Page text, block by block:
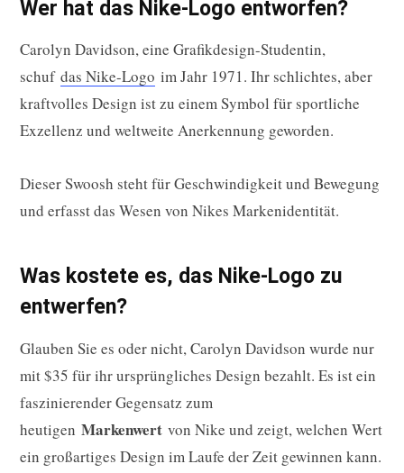
Wer hat das Nike-Logo entworfen?
Carolyn Davidson, eine Grafikdesign-Studentin,
schuf das Nike-Logo im Jahr 1971. Ihr schlichtes, aber
kraftvolles Design ist zu einem Symbol für sportliche
Exzellenz und weltweite Anerkennung geworden.
Dieser Swoosh steht für Geschwindigkeit und Bewegung
und erfasst das Wesen von Nikes Markenidentität.
Was kostete es, das Nike-Logo zu
entwerfen?
Glauben Sie es oder nicht, Carolyn Davidson wurde nur
mit $35 für ihr ursprüngliches Design bezahlt. Es ist ein
faszinierender Gegensatz zum
heutigen Markenwert von Nike und zeigt, welchen Wert
ein großartiges Design im Laufe der Zeit gewinnen kann.